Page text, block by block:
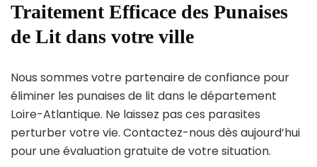
Traitement Efficace des Punaises
de Lit dans votre ville
Nous sommes votre partenaire de confiance pour
éliminer les punaises de lit dans le département
Loire-Atlantique. Ne laissez pas ces parasites
perturber votre vie. Contactez-nous dès aujourd’hui
pour une évaluation gratuite de votre situation.